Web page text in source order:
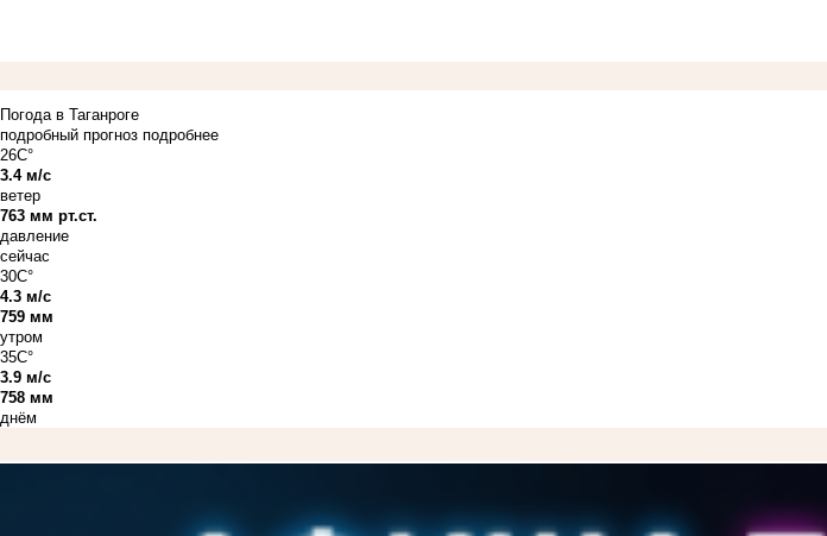
Погода в Таганроге
подробный прогноз подробнее
26C°
3.4 м/с
ветер
763 мм рт.ст.
давление
сейчас
30C°
4.3 м/с
759 мм
утром
35C°
3.9 м/с
758 мм
днём